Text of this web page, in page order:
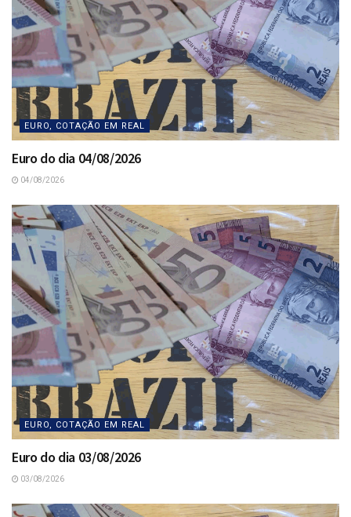
EURO, COTAÇÃO EM REAL
Euro do dia 04/08/2026
04/08/2026
EURO, COTAÇÃO EM REAL
Euro do dia 03/08/2026
03/08/2026